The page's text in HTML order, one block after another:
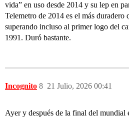
vida” en uso desde 2014 y su lep en
Telemetro de 2014 es el más duradero
superando incluso al primer logo del
1991. Duró bastante.
Incognito 21 Julio, 2026 00:41
8
Ayer y después de la final del mundial